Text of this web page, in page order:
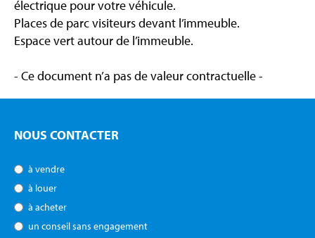
électrique pour votre véhicule.
Places de parc visiteurs devant l’immeuble.
Espace vert autour de l’immeuble.
- Ce document n’a pas de valeur contractuelle -
NOUS CONTACTER
à vendre
à louer
à acheter
un conseil sans engagement